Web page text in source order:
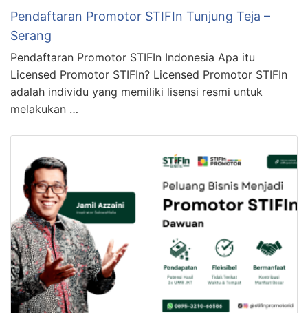
Pendaftaran Promotor STIFIn Tunjung Teja –
Serang
Pendaftaran Promotor STIFIn Indonesia Apa itu
Licensed Promotor STIFIn? Licensed Promotor STIFIn
adalah individu yang memiliki lisensi resmi untuk
melakukan …